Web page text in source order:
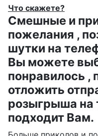
Что скажете?
Смешные и
пожелания ,
шутки на
Вы можете
понравилось ,
отложить
розыгрыша на
подходит Вам.